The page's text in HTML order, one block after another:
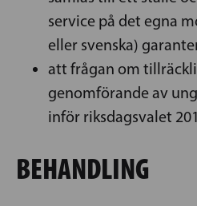
service på det egna
eller svenska)
att frågan om
genomförande av
inför riksdagsvalet
BEHANDLING